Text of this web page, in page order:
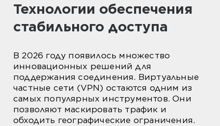
Технологии обеспечения
стабильного доступа
В 2026 году появилось множество
инновационных решений для
поддержания соединения. Виртуальные
частные сети (VPN) остаются одним из
самых популярных инструментов. Они
позволяют маскировать трафик и
обходить географические ограничения.